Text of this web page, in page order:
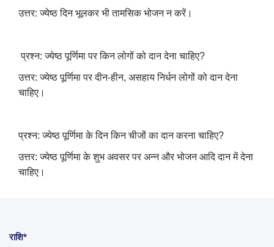
उत्तर: ज्‍येष्‍ठ दिन भूलकर भी तामसिक भोजन न करें।
प्रश्न: ज्‍येष्‍ठ पूर्णिमा पर किन लोगों को दान देना चाहिए?
उत्तर: ज्‍येष्‍ठ पूर्णिमा पर दीन-हीन, असहाय निर्धन लोगों को दान देना
चाहिए।
प्रश्न: ज्‍येष्‍ठ पूर्णिमा के दिन किन चीजों का दान करना चाहिए?
उत्तर: ज्‍येष्‍ठ पूर्णिमा के शुभ अवसर पर अन्न और भोजन आदि दान में देना
चाहिए।
राशि*